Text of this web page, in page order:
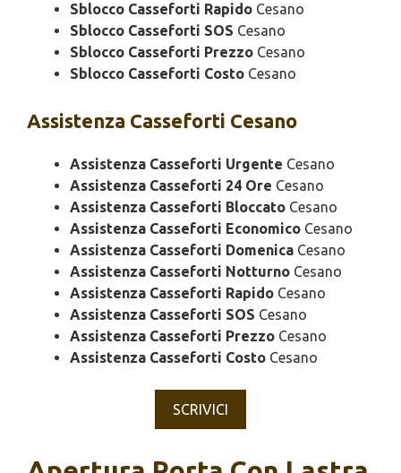
Sblocco Casseforti Rapido Cesano
Sblocco Casseforti SOS Cesano
Sblocco Casseforti Prezzo Cesano
Sblocco Casseforti Costo Cesano
Assistenza Casseforti Cesano
Assistenza Casseforti Urgente Cesano
Assistenza Casseforti 24 Ore Cesano
Assistenza Casseforti Bloccato Cesano
Assistenza Casseforti Economico Cesano
Assistenza Casseforti Domenica Cesano
Assistenza Casseforti Notturno Cesano
Assistenza Casseforti Rapido Cesano
Assistenza Casseforti SOS Cesano
Assistenza Casseforti Prezzo Cesano
Assistenza Casseforti Costo Cesano
SCRIVICI